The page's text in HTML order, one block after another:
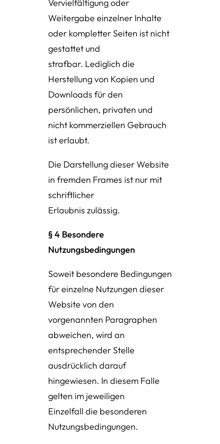
Vervielfältigung oder
Weitergabe einzelner Inhalte
oder kompletter Seiten ist nicht
gestattet und
strafbar. Lediglich die
Herstellung von Kopien und
Downloads für den
persönlichen, privaten und
nicht kommerziellen Gebrauch
ist erlaubt.
Die Darstellung dieser Website
in fremden Frames ist nur mit
schriftlicher
Erlaubnis zulässig.
§ 4 Besondere
Nutzungsbedingungen
Soweit besondere Bedingungen
für einzelne Nutzungen dieser
Website von den
vorgenannten Paragraphen
abweichen, wird an
entsprechender Stelle
ausdrücklich darauf
hingewiesen. In diesem Falle
gelten im jeweiligen
Einzelfall die besonderen
Nutzungsbedingungen.